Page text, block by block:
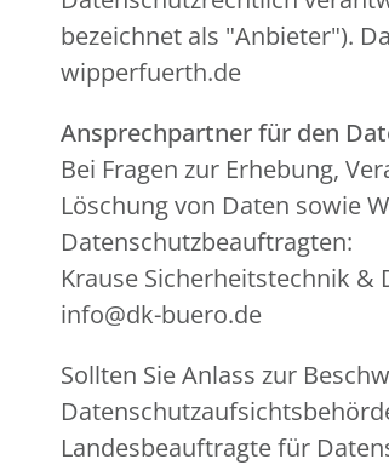
bezeichnet als "Anbieter").
wipperfuerth.de
Ansprechpartner für den
Bei Fragen zur Erhebung,
Löschung von Daten sowie
Datenschutzbeauftragten:
Krause Sicherheitstechnik &
info@dk-buero.de
Sollten Sie Anlass zur
Landesbeauftragte für